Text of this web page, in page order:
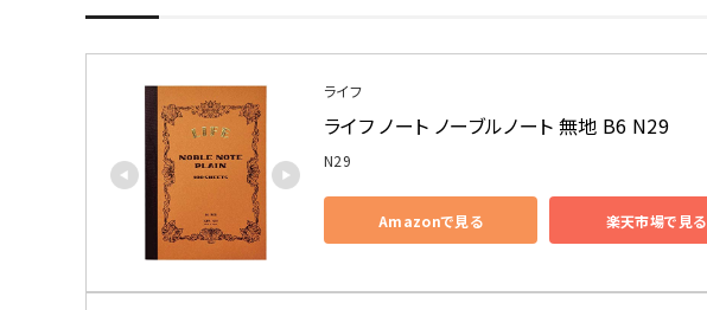
ライフ
ライフ ノート ノーブルノート 無地 B6 N29
N29
Amazonで見る 楽天市場で見る